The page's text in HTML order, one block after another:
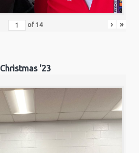
of 14 › »
Christmas '23